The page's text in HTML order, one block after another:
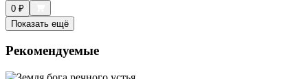
0 ₽
Показать ещё
Рекомендуемые